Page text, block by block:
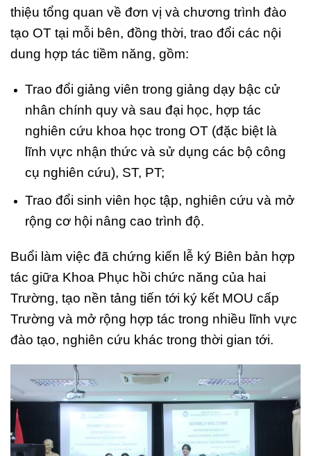
thiệu tổng quan về đơn vị và chương trình đào
tạo OT tại mỗi bên, đồng thời, trao đổi các nội
dung hợp tác tiềm năng, gồm:
Trao đổi giảng viên trong giảng dạy bậc cử
nhân chính quy và sau đại học, hợp tác
nghiên cứu khoa học trong OT (đặc biệt là
lĩnh vực nhận thức và sử dụng các bộ công
cụ nghiên cứu), ST, PT;
Trao đổi sinh viên học tập, nghiên cứu và mở
rộng cơ hội nâng cao trình độ.
Buổi làm việc đã chứng kiến lễ ký Biên bản hợp
tác giữa Khoa Phục hồi chức năng của hai
Trường, tạo nền tảng tiến tới ký kết MOU cấp
Trường và mở rộng hợp tác trong nhiều lĩnh vực
đào tạo, nghiên cứu khác trong thời gian tới.